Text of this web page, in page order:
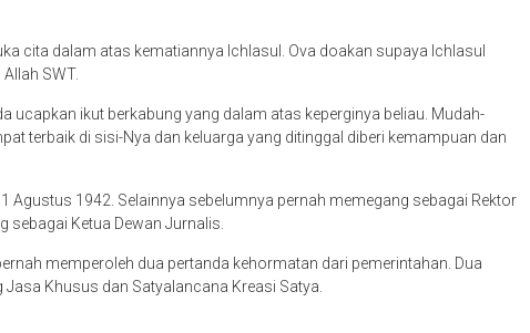
cita dalam atas kematiannya Ichlasul. Ova doakan supaya Ichlasul
SWT.
ucapkan ikut berkabung yang dalam atas keperginya beliau. Mudah-
terbaik di sisi-Nya dan keluarga yang ditinggal diberi kemampuan dan
Agustus 1942. Selainnya sebelumnya pernah memegang sebagai Rektor
sebagai Ketua Dewan Jurnalis.
memperoleh dua pertanda kehormatan dari pemerintahan. Dua
Khusus dan Satyalancana Kreasi Satya.